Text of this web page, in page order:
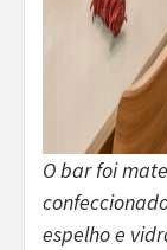
O bar foi
espelho e